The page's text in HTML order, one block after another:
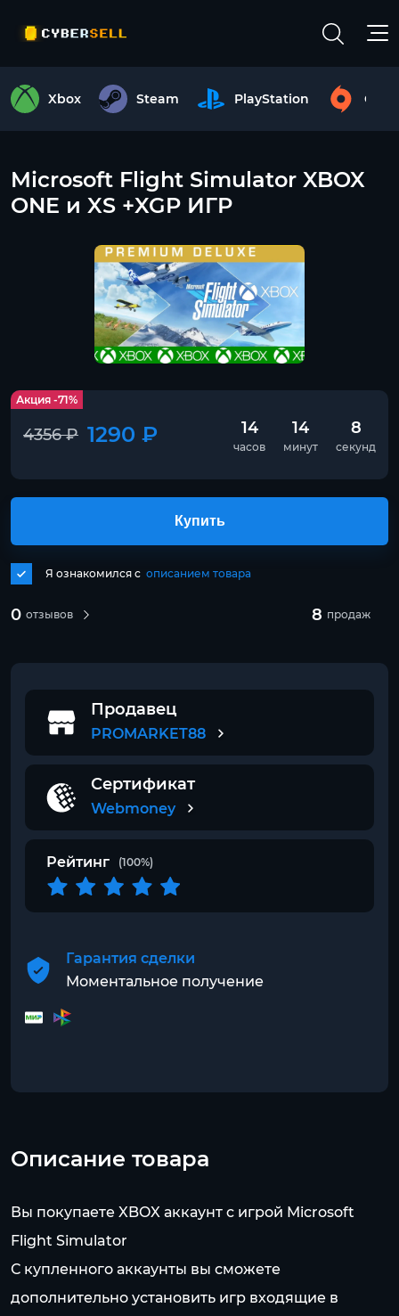
Xbox Steam PlayStation
Microsoft Flight Simulator XBOX
ONE и XS +XGP ИГР
Акция -71%
4356 ₽ 1290 ₽ 14
часов
14
минут
8
секунд
0 отзывов 8 продаж
Я ознакомился с описанием товара
Купить
Продавец
PROMARKET88
Сертификат
Webmoney
Рейтинг (100%)
Гарантия сделки
Моментальное получение
Описание товара
Вы покупаете XBOX аккаунт c игрой Microsoft
Flight Simulator
С купленного аккаунты вы сможете
дополнительно установить игр входящие в